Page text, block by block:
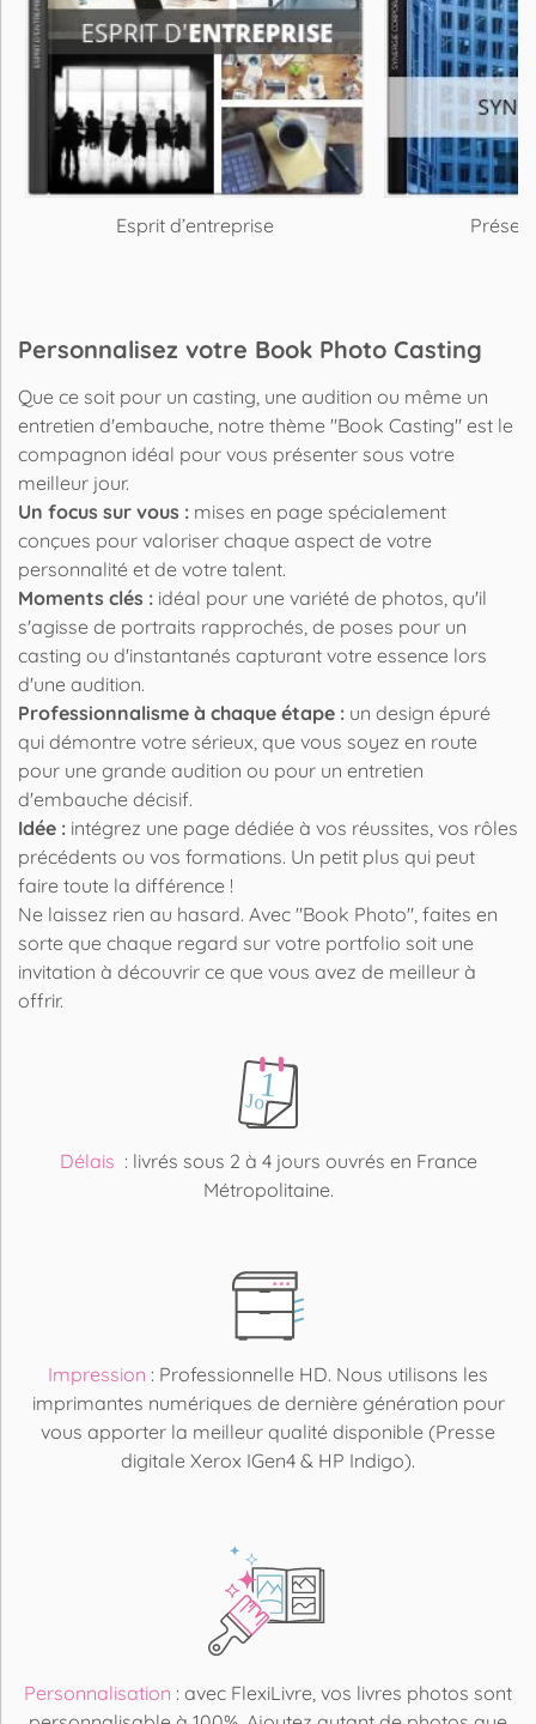
Esprit d’entreprise
Personnalisez votre Book Photo Casting
Que ce soit pour un casting, une audition ou même un
entretien d'embauche, notre thème "Book Casting" est le
compagnon idéal pour vous présenter sous votre
meilleur jour.
Un focus sur vous : mises en page spécialement
conçues pour valoriser chaque aspect de votre
personnalité et de votre talent.
Moments clés : idéal pour une variété de photos, qu'il
s'agisse de portraits rapprochés, de poses pour un
casting ou d'instantanés capturant votre essence lors
d'une audition.
Professionnalisme à chaque étape : un design épuré
qui démontre votre sérieux, que vous soyez en route
pour une grande audition ou pour un entretien
d'embauche décisif.
Idée : intégrez une page dédiée à vos réussites, vos rôles
précédents ou vos formations. Un petit plus qui peut
faire toute la différence !
Ne laissez rien au hasard. Avec "Book Photo", faites en
sorte que chaque regard sur votre portfolio soit une
invitation à découvrir ce que vous avez de meilleur à
offrir.
Délais : livrés sous 2 à 4 jours ouvrés en France
Métropolitaine.
Impression : Professionnelle HD. Nous utilisons les
imprimantes numériques de dernière génération pour
vous apporter la meilleur qualité disponible (Presse
digitale Xerox IGen4 & HP Indigo).
Personnalisation : avec FlexiLivre, vos livres photos sont